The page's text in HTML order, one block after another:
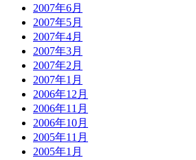
2007年6月
2007年5月
2007年4月
2007年3月
2007年2月
2007年1月
2006年12月
2006年11月
2006年10月
2005年11月
2005年1月